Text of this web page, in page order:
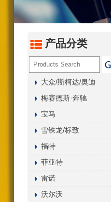
产品分类
大众/斯柯达/奥迪
梅赛德斯·奔驰
宝马
雪铁龙/标致
福特
菲亚特
雷诺
沃尔沃